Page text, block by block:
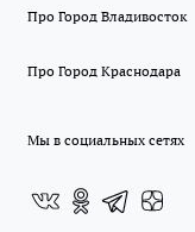
Про Город Владивосток
Про Город Краснодара
Мы в социальных сетях